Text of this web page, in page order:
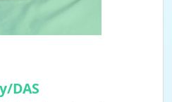
DAS